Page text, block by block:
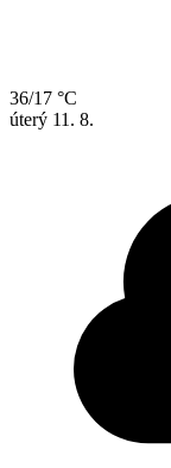
36/17 °C
úterý 11. 8.